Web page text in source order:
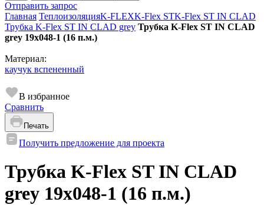
Отправить запрос
Главная ТеплоизоляцияK-FLEXK-Flex STK-Flex ST IN CLAD
Трубка K-Flex ST IN CLAD grey Трубка K-Flex ST IN CLAD
grey 19х048-1 (16 п.м.)
Материал:
каучук вспененный
В избранное
Сравнить
Печать
Получить предложение для проекта
Трубка K-Flex ST IN CLAD
grey 19х048-1 (16 п.м.)